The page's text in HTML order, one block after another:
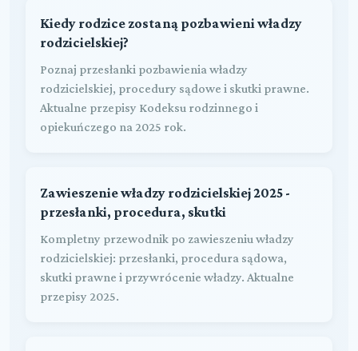
Kiedy rodzice zostaną pozbawieni władzy
rodzicielskiej?
Poznaj przesłanki pozbawienia władzy
rodzicielskiej, procedury sądowe i skutki prawne.
Aktualne przepisy Kodeksu rodzinnego i
opiekuńczego na 2025 rok.
Zawieszenie władzy rodzicielskiej 2025 -
przesłanki, procedura, skutki
Kompletny przewodnik po zawieszeniu władzy
rodzicielskiej: przesłanki, procedura sądowa,
skutki prawne i przywrócenie władzy. Aktualne
przepisy 2025.